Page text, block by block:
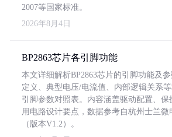
2007等国家标准。
2026年8月4日
BP2863芯片各引脚功能
本文详细解析BP2863芯片的引脚功能及
定义、典型电压/电流值、内部逻辑关系
引脚参数对照表。内容涵盖驱动配置、保
用电路设计要点，数据参考自杭州士兰微
（版本V1.2）。